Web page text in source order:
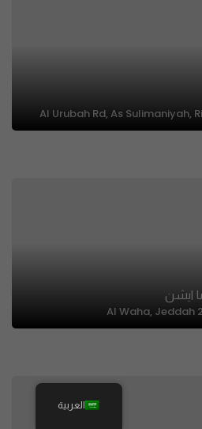
Al Urubah Rd, As Sulimaniyah,
العربية